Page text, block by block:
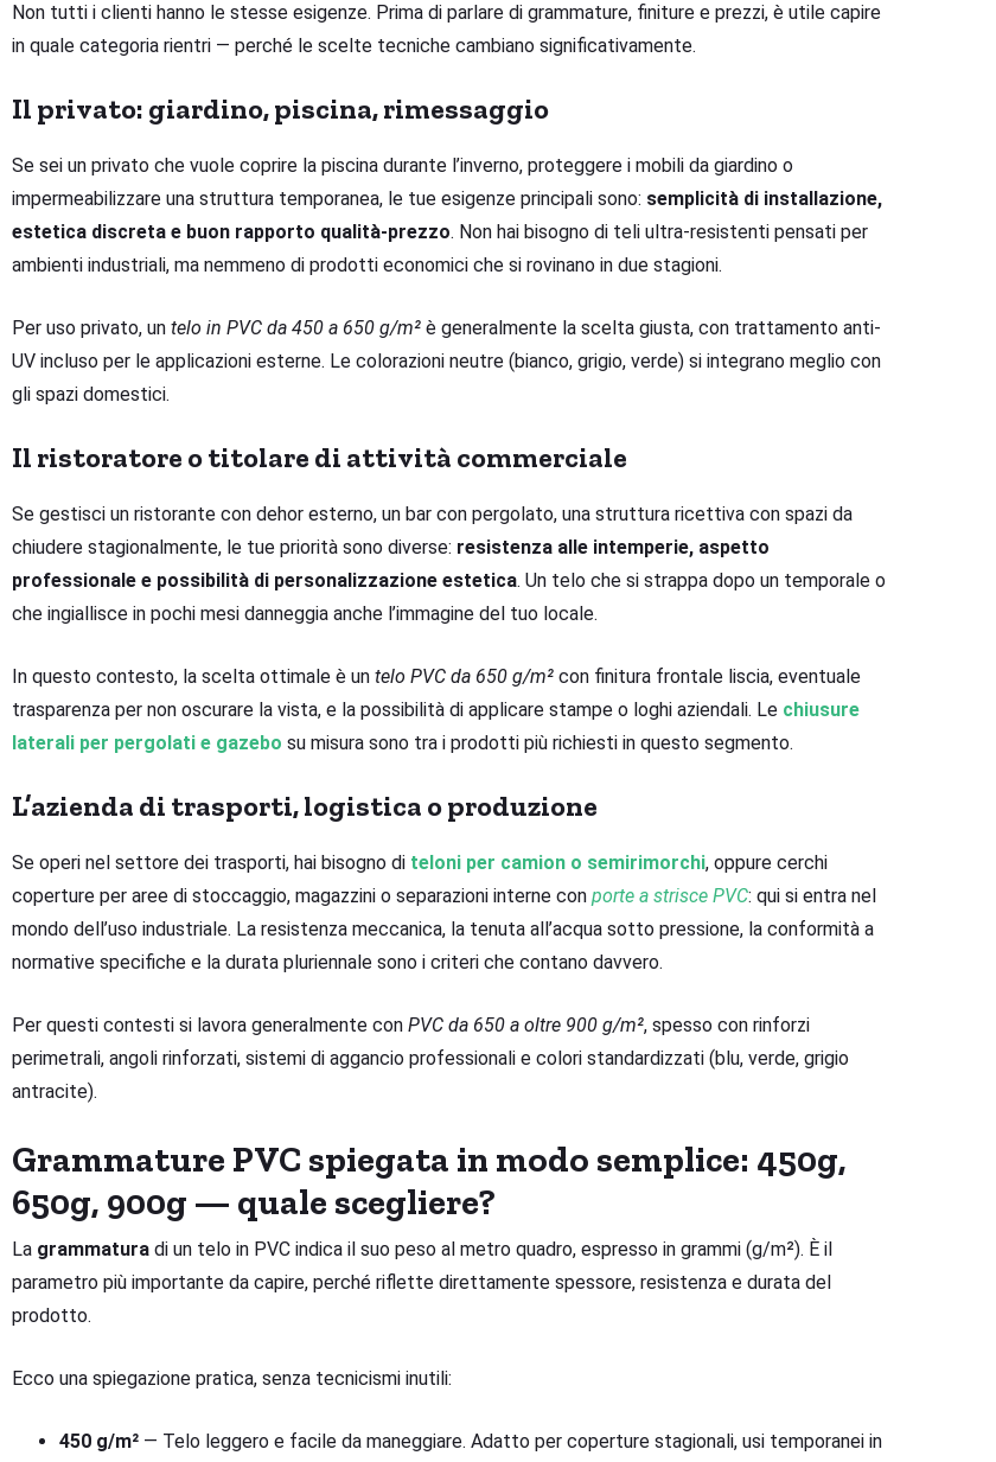
Non tutti i clienti hanno le stesse esigenze. Prima di parlare di grammature, finiture e prezzi, è utile capire
in quale categoria rientri — perché le scelte tecniche cambiano significativamente.
Il privato: giardino, piscina, rimessaggio
Se sei un privato che vuole coprire la piscina durante l’inverno, proteggere i mobili da giardino o
impermeabilizzare una struttura temporanea, le tue esigenze principali sono: semplicità di installazione,
estetica discreta e buon rapporto qualità-prezzo. Non hai bisogno di teli ultra-resistenti pensati per
ambienti industriali, ma nemmeno di prodotti economici che si rovinano in due stagioni.
Per uso privato, un telo in PVC da 450 a 650 g/m² è generalmente la scelta giusta, con trattamento anti-
UV incluso per le applicazioni esterne. Le colorazioni neutre (bianco, grigio, verde) si integrano meglio con
gli spazi domestici.
Il ristoratore o titolare di attività commerciale
Se gestisci un ristorante con dehor esterno, un bar con pergolato, una struttura ricettiva con spazi da
chiudere stagionalmente, le tue priorità sono diverse: resistenza alle intemperie, aspetto
professionale e possibilità di personalizzazione estetica. Un telo che si strappa dopo un temporale o
che ingiallisce in pochi mesi danneggia anche l’immagine del tuo locale.
In questo contesto, la scelta ottimale è un telo PVC da 650 g/m² con finitura frontale liscia, eventuale
trasparenza per non oscurare la vista, e la possibilità di applicare stampe o loghi aziendali. Le chiusure
laterali per pergolati e gazebo su misura sono tra i prodotti più richiesti in questo segmento.
L’azienda di trasporti, logistica o produzione
Se operi nel settore dei trasporti, hai bisogno di teloni per camion o semirimorchi, oppure cerchi
coperture per aree di stoccaggio, magazzini o separazioni interne con porte a strisce PVC: qui si entra nel
mondo dell’uso industriale. La resistenza meccanica, la tenuta all’acqua sotto pressione, la conformità a
normative specifiche e la durata pluriennale sono i criteri che contano davvero.
Per questi contesti si lavora generalmente con PVC da 650 a oltre 900 g/m², spesso con rinforzi
perimetrali, angoli rinforzati, sistemi di aggancio professionali e colori standardizzati (blu, verde, grigio
antracite).
Grammature PVC spiegata in modo semplice: 450g,
650g, 900g — quale scegliere?
La grammatura di un telo in PVC indica il suo peso al metro quadro, espresso in grammi (g/m²). È il
parametro più importante da capire, perché riflette direttamente spessore, resistenza e durata del
prodotto.
Ecco una spiegazione pratica, senza tecnicismi inutili:
450 g/m² — Telo leggero e facile da maneggiare. Adatto per coperture stagionali, usi temporanei in